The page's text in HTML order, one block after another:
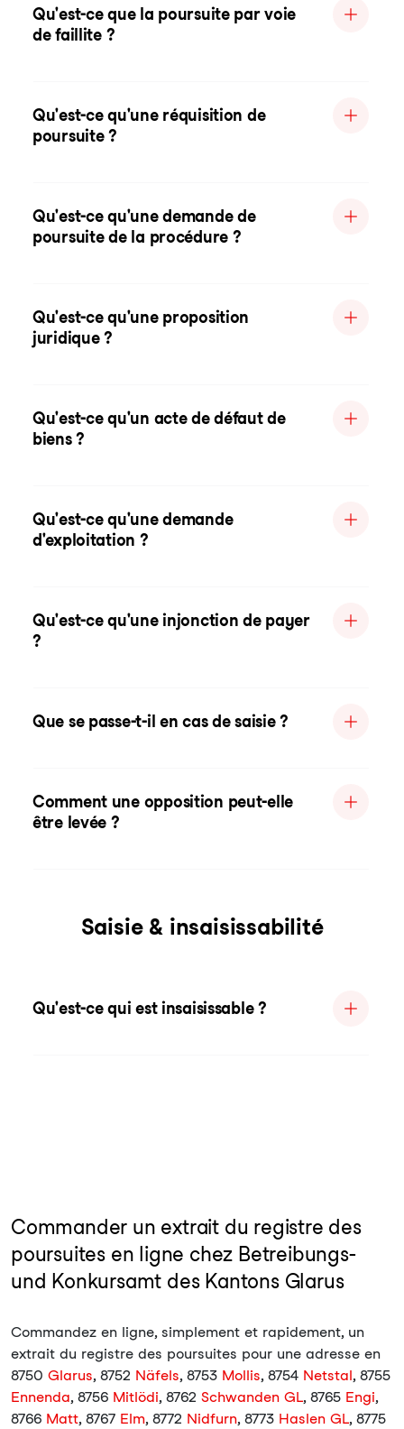
Qu'est-ce que la poursuite par voie
de faillite ?
Qu'est-ce qu'une réquisition de
poursuite ?
Qu'est-ce qu'une demande de
poursuite de la procédure ?
Qu'est-ce qu'une proposition
juridique ?
Qu'est-ce qu'un acte de défaut de
biens ?
Qu'est-ce qu'une demande
d'exploitation ?
Qu'est-ce qu'une injonction de payer
?
Que se passe-t-il en cas de saisie ?
Comment une opposition peut-elle
être levée ?
Saisie & insaisissabilité
Qu'est-ce qui est insaisissable ?
Commander un extrait du registre des
poursuites en ligne chez Betreibungs-
und Konkursamt des Kantons Glarus
Commandez en ligne, simplement et rapidement, un
extrait du registre des poursuites pour une adresse en
8750 Glarus, 8752 Näfels, 8753 Mollis, 8754 Netstal, 8755
Ennenda, 8756 Mitlödi, 8762 Schwanden GL, 8765 Engi,
8766 Matt, 8767 Elm, 8772 Nidfurn, 8773 Haslen GL, 8775